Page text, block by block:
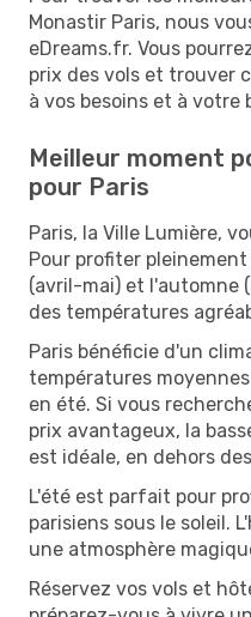
Monastir Paris, nous
eDreams.fr. Vous
prix des vols et trouver
à vos besoins et à votre
Meilleur moment
pour Paris
Paris, la Ville Lumière,
Pour profiter
(avril-mai) et l'automne
des températures
Paris bénéficie d'un
températures
en été. Si vous
prix avantageux, la
est idéale, en dehors
L'été est parfait pour
parisiens sous le soleil.
une atmosphère
Réservez vos vols et